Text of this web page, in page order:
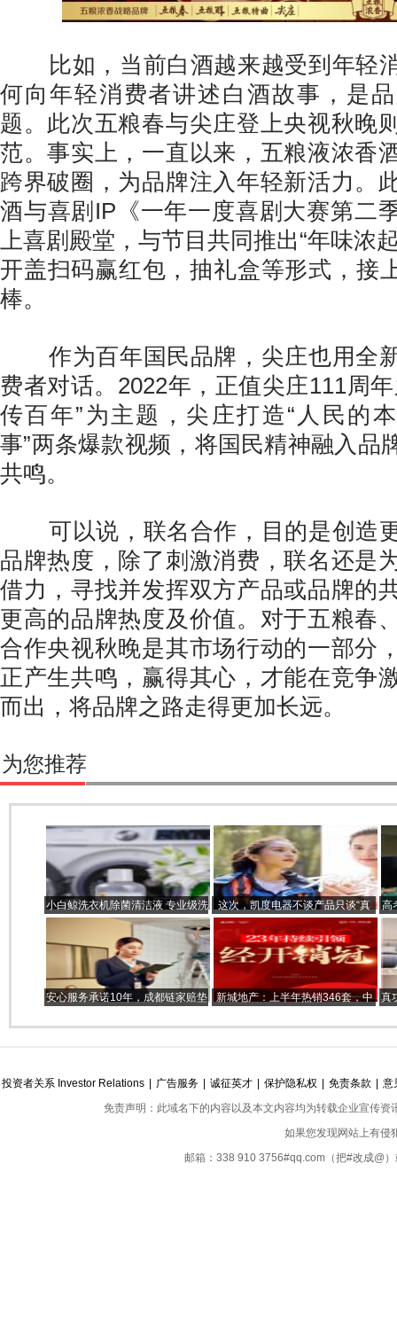
比如，当前白酒越来越受到年轻
何向年轻消费者讲述白酒故事，是
题。此次五粮春与尖庄登上央视秋晚
范。事实上，一直以来，五粮液浓香
跨界破圈，为品牌注入年轻新活力。
酒与喜剧IP《一年一度喜剧大赛第二
上喜剧殿堂，与节目共同推出“年味浓
开盖扫码赢红包，抽礼盒等形式，接
棒。
作为百年国民品牌，尖庄也用全
费者对话。2022年，正值尖庄111周
传百年”为主题，尖庄打造“人民的
事”两条爆款视频，将国民精神融入品
共鸣。
可以说，联名合作，目的是创造
品牌热度，除了刺激消费，联名还是
借力，寻找并发挥双方产品或品牌的
更高的品牌热度及价值。对于五粮春
合作央视秋晚是其市场行动的一部分
正产生共鸣，赢得其心，才能在竞争
而出，将品牌之路走得更加长远。
为您推荐
小白鲸洗衣机除菌清洁液 专业级洗
衣机清洁 专为敏感肌设计
这次，凯度电器不谈产品只谈“真
妳”
高
安心服务承诺10年，成都链家赔垫
新城地产：上半年热销346套，中
真
投资者关系 Investor Relations 广告服务 诚征英才 保护隐私权 免责条款
意
免责声明：此域名下的内容以及本文内容均为转载企业宣传
如果您发现网站上有侵
邮箱：338 910 3756#qq.com（把#改成@